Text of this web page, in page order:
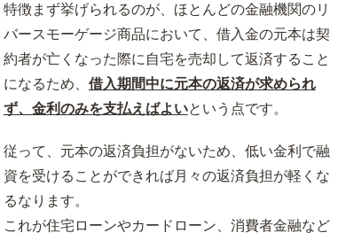
お客様の声
特徴まず挙げられるのが、ほとんどの金融機関のリ
バースモーゲージ商品において、借入金の元本は契
約者が亡くなった際に自宅を売却して返済すること
になるため、 借入期間中に元本の返済が求められ
ず、金利のみを支払えばよいという点です。
従って、元本の返済負担がないため、低い金利で融
資を受けることができれば月々の返済負担が軽くな
るなります。
これが住宅ローンやカードローン、消費者金融など